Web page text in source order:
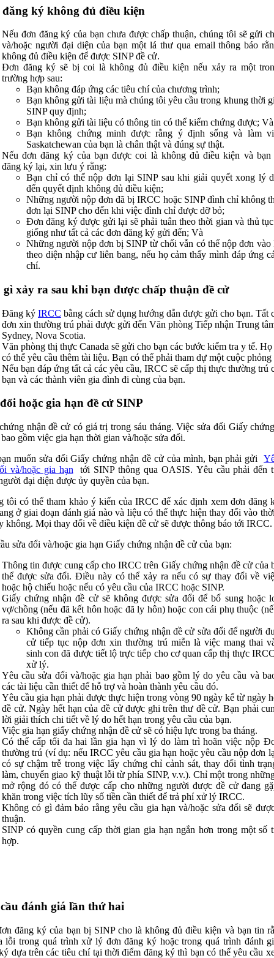
ký không đủ điều kiện
Nếu đơn đăng ký của bạn chưa được chấp thuận, chúng tôi sẽ gửi
và/hoặc người đại diện của bạn một lá thư qua email thông báo
không đủ điều kiện để được SINP đề cử.
Đơn đăng ký sẽ bị coi là không đủ điều kiện nếu xảy ra một
trường hợp sau:
Bạn không đáp ứng các tiêu chí của chương trình;
Bạn không gửi tài liệu mà chúng tôi yêu cầu trong khung thời
SINP quy định;
Bạn không gửi tài liệu có thông tin có thể kiểm chứng được; Và
Bạn không chứng minh được rằng ý định sống và làm
Saskatchewan của bạn là chân thật và đúng sự thật.
Nếu đơn đăng ký của bạn được coi là không đủ điều kiện và bạn
đăng ký lại, xin lưu ý rằng:
Bạn chỉ có thể nộp đơn lại SINP sau khi giải quyết xong lý
đến quyết định không đủ điều kiện;
Những người nộp đơn đã bị IRCC hoặc SINP đình chỉ không
đơn lại SINP cho đến khi việc đình chỉ được dỡ bỏ;
Đơn đăng ký được gửi lại sẽ phải tuân theo thời gian và thủ
giống như tất cả các đơn đăng ký gửi đến; Và
Những người nộp đơn bị SINP từ chối vẫn có thể nộp đơn
theo diện nhập cư liên bang, nếu họ cảm thấy mình đáp ứng
chí.
xảy ra sau khi bạn được chấp thuận đề cử
Đăng ký IRCC bằng cách sử dụng hướng dẫn được gửi cho bạn. Tất
đơn xin thường trú phải được gửi đến Văn phòng Tiếp nhận Trung
Sydney, Nova Scotia.
Văn phòng thị thực Canada sẽ gửi cho bạn các bước kiểm tra y tế.
có thể yêu cầu thêm tài liệu. Bạn có thể phải tham dự một cuộc phỏng
Nếu bạn đáp ứng tất cả các yêu cầu, IRCC sẽ cấp thị thực thường trú
bạn và các thành viên gia đình đi cùng của bạn.
hoặc gia hạn đề cử SINP
nhận đề cử có giá trị trong sáu tháng. Việc sửa đổi Giấy
gồm việc gia hạn thời gian và/hoặc sửa đổi.
muốn sửa đổi Giấy chứng nhận đề cử của mình, bạn phải gửi
và/hoặc gia hạn tới SINP thông qua OASIS. Yêu cầu phải đến
đại diện được ủy quyền của bạn.
tôi có thể tham khảo ý kiến ​​của IRCC để xác định xem đơn đăng
ở giai đoạn đánh giá nào và liệu có thể thực hiện thay đổi vào
không. Mọi thay đổi về điều kiện đề cử sẽ được thông báo tới IRCC.
sửa đổi và/hoặc gia hạn Giấy chứng nhận đề cử của bạn:
Thông tin được cung cấp cho IRCC trên Giấy chứng nhận đề cử của
thể được sửa đổi. Điều này có thể xảy ra nếu có sự thay đổi về
hoặc hộ chiếu hoặc nếu có yêu cầu của IRCC hoặc SINP.
Giấy chứng nhận đề cử sẽ không được sửa đổi để bổ sung hoặc
vợ/chồng (nếu đã kết hôn hoặc đã ly hôn) hoặc con cái phụ thuộc
ra sau khi được đề cử).
Không cần phải có Giấy chứng nhận đề cử sửa đổi để người
cử tiếp tục nộp đơn xin thường trú miễn là việc mang thai
sinh con đã được tiết lộ trực tiếp cho cơ quan cấp thị thực
xử lý.
Yêu cầu sửa đổi và/hoặc gia hạn phải bao gồm lý do yêu cầu và
các tài liệu cần thiết để hỗ trợ và hoàn thành yêu cầu đó.
Yêu cầu gia hạn phải được thực hiện trong vòng 90 ngày kể từ ngày
đề cử. Ngày hết hạn của đề cử được ghi trên thư đề cử. Bạn phải
lời giải thích chi tiết về lý do hết hạn trong yêu cầu của bạn.
Việc gia hạn giấy chứng nhận đề cử sẽ có hiệu lực trong ba tháng.
Có thể cấp tối đa hai lần gia hạn vì lý do làm trì hoãn việc nộp
thường trú (ví dụ: nếu IRCC yêu cầu gia hạn hoặc yêu cầu nộp đơn
có sự chậm trễ trong việc lấy chứng chỉ cảnh sát, thay đổi tình
làm, chuyển giao kỹ thuật lỗi từ phía SINP, v.v.). Chỉ một trong
mở rộng đó có thể được cấp cho những người được đề cử đang
khăn trong việc tích lũy số tiền cần thiết để trả phí xử lý IRCC.
Không có gì đảm bảo rằng yêu cầu gia hạn và/hoặc sửa đổi sẽ
thuận.
SINP có quyền cung cấp thời gian gia hạn ngắn hơn trong một số
hợp.
đánh giá lần thứ hai
đăng ký của bạn bị SINP cho là không đủ điều kiện và bạn tin
lỗi trong quá trình xử lý đơn đăng ký hoặc trong quá trình đánh
dựa trên các tiêu chí tại thời điểm đăng ký thì bạn có thể yêu cầu